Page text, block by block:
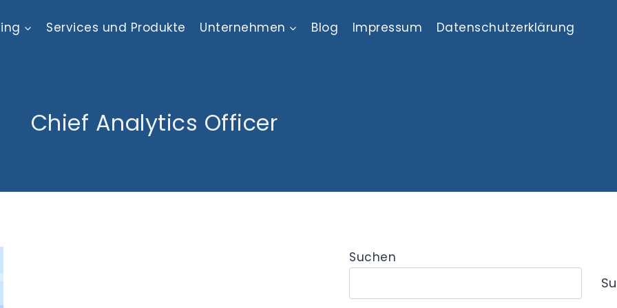
Services und Produkte Unternehmen Blog Impressum Datenschutzerklärung
Chief Analytics Officer
Suchen